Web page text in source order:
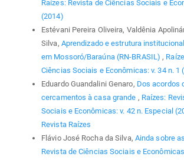
Raízes: Revista de Ciências Sociais e
(2014)
Estévani Pereira Oliveira, Valdênia
Silva, Aprendizado e estrutura
em Mossoró/Baraúna (RN-BRASIL),
Ciências Sociais e Econômicas: v. 34 n. 1
Eduardo Guandalini Genaro, Dos acordos
cercamentos à casa grande , Raízes:
Sociais e Econômicas: v. 42 n. Especial
Revista Raízes
Flávio José Rocha da Silva, Ainda sobre
Revista de Ciências Sociais e